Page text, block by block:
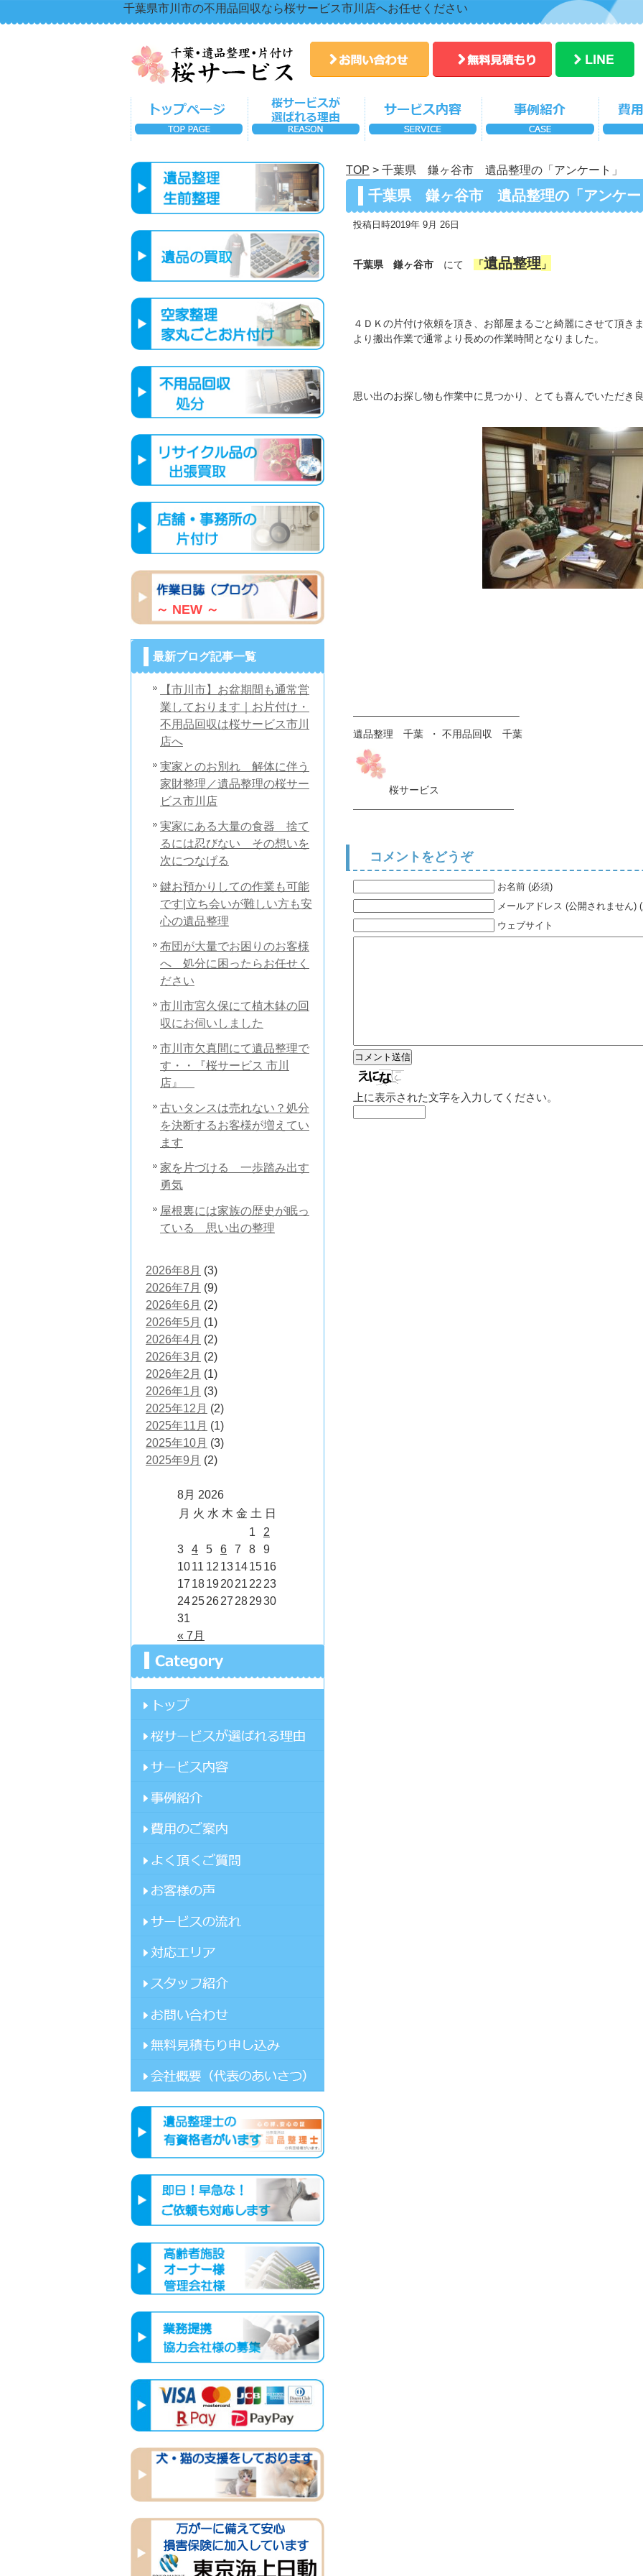
千葉県市川市の不用品回収なら桜サービス市川店へお任せください
～ NEW ～
最新ブログ記事一覧
【市川市】お盆期間も通常営
業しております｜お片付け・
不用品回収は桜サービス市川
店へ
実家とのお別れ 解体に伴う
家財整理／遺品整理の桜サー
ビス市川店
実家にある大量の食器 捨て
るには忍びない その想いを
次につなげる
鍵お預かりしての作業も可能
です|立ち会いが難しい方も安
心の遺品整理
布団が大量でお困りのお客様
へ 処分に困ったらお任せく
ださい
市川市宮久保にて植木鉢の回
収にお伺いしました
市川市欠真間にて遺品整理で
す・・『桜サービス 市川
店』
古いタンスは売れない？処分
を決断するお客様が増えてい
ます
家を片づける 一歩踏み出す
勇気
屋根裏には家族の歴史が眠っ
ている 思い出の整理
2026年8月 (3)
2026年7月 (9)
2026年6月 (2)
2026年5月 (1)
2026年4月 (2)
2026年3月 (2)
2026年2月 (1)
2026年1月 (3)
2025年12月 (2)
2025年11月 (1)
2025年10月 (3)
2025年9月 (2)
8月 2026
月 火 水 木 金 土 日
« 7月
1
2
3
4 5 6 7 8
9
1011 12 13141516
17 18192021 22 23
24252627 282930
31
TOP > 千葉県 鎌ヶ谷市 遺品整理の「アンケート」
千葉県 鎌ヶ谷市 遺品整理の「アンケー
投稿日時2019年 9月 26日
千葉県 鎌ヶ谷市 にて 「遺品整理 」
４ＤＫの片付け依頼を頂き、お部屋まるごと綺麗にさせて頂き
より搬出作業で通常より長めの作業時間となりました。
思い出のお探し物も作業中に見つかり、とても喜んでいただき
————————————————–
遺品整理 千葉 ・ 不用品回収 千葉
桜サービス
————————————————
コメントをどうぞ
お名前 (必須)
メールアドレス (公開されません)
ウェブサイト
上に表示された文字を入力してください。